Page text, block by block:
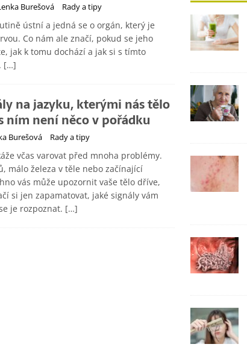
Burešová Rady a tipy
ústní a jedná se o orgán, který je
Co nám ale značí, pokud se jeho
jak k tomu dochází a jak si s tímto
[…]
na jazyku, kterými nás tělo
ním není něco v pořádku
Burešová Rady a tipy
včas varovat před mnoha problémy.
málo železa v těle nebo začínající
vás může upozornit vaše tělo dříve,
si jen zapamatovat, jaké signály vám
je rozpoznat. […]